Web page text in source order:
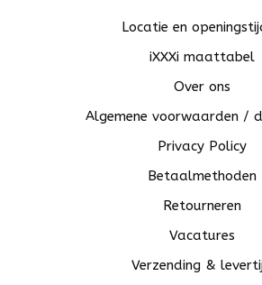
Locatie en
iXXXi maattabel
Over ons
Algemene voorwaarden /
Privacy Policy
Betaalmethoden
Retourneren
Vacatures
Verzending &